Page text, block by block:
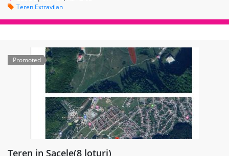
Teren Extravilan
Promoted
Teren in Sacele(8 loturi)